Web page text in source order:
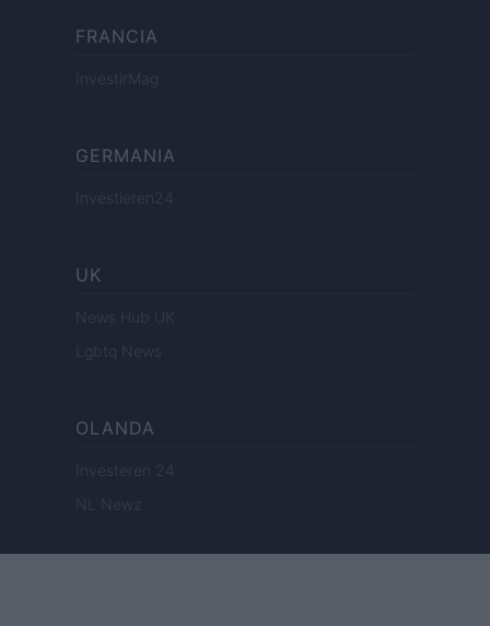
FRANCIA
InvestirMag
GERMANIA
Investieren24
UK
News Hub UK
Lgbtq News
OLANDA
Investeren 24
NL Newz